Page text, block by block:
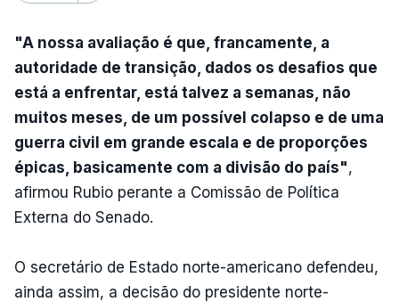
"A nossa avaliação é que, francamente, a
autoridade de transição, dados os desafios que
está a enfrentar, está talvez a semanas, não
muitos meses, de um possível colapso e de uma
guerra civil em grande escala e de proporções
épicas, basicamente com a divisão do país",
afirmou Rubio perante a Comissão de Política
Externa do Senado.
O secretário de Estado norte-americano defendeu,
ainda assim, a decisão do presidente norte-